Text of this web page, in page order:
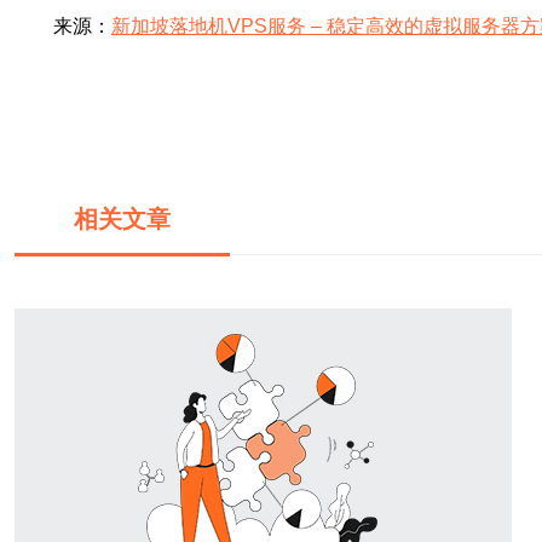
来源： 新加坡落地机VPS服务 – 稳定高效的虚拟服务器
相关文章